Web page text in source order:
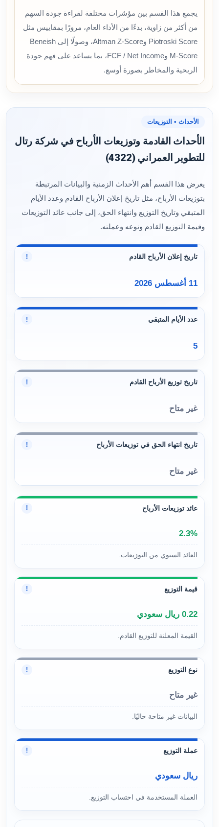
يجمع هذا القسم بين مؤشرات مختلفة لقراءة جودة السهم
من أكثر من زاوية، بدءًا من الأداء العام، مرورًا بمقاييس مثل
Piotroski Score وAltman Z-Score، وصولًا إلى Beneish
M-Score وFCF / Net Income، بما يساعد على فهم جودة
الربحية والمخاطر بصورة أوسع.
الأحداث • التوزيعات
الأحداث القادمة وتوزيعات الأرباح في شركة رتال
للتطوير العمراني (4322)
يعرض هذا القسم أهم الأحداث الزمنية والبيانات المرتبطة
بتوزيعات الأرباح، مثل تاريخ إعلان الأرباح القادم وعدد الأيام
المتبقي وتاريخ التوزيع وانتهاء الحق، إلى جانب عائد التوزيعات
وقيمة التوزيع القادم ونوعه وعملته.
تاريخ إعلان الأرباح القادم !
11 أغسطس 2026
عدد الأيام المتبقي !
5
تاريخ توزيع الأرباح القادم !
غير متاح
تاريخ انتهاء الحق في توزيعات الأرباح !
غير متاح
عائد توزيعات الأرباح !
2.3%
العائد السنوي من التوزيعات.
قيمة التوزيع !
0.22 ريال سعودي
القيمة المعلنة للتوزيع القادم.
نوع التوزيع !
غير متاح
البيانات غير متاحة حاليًا.
عملة التوزيع !
ريال سعودي
العملة المستخدمة في احتساب التوزيع.